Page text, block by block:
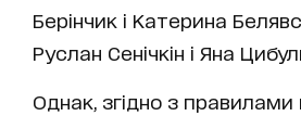
Берінчик і Катерина
Руслан Сенічкін і Яна
Однак, згідно з